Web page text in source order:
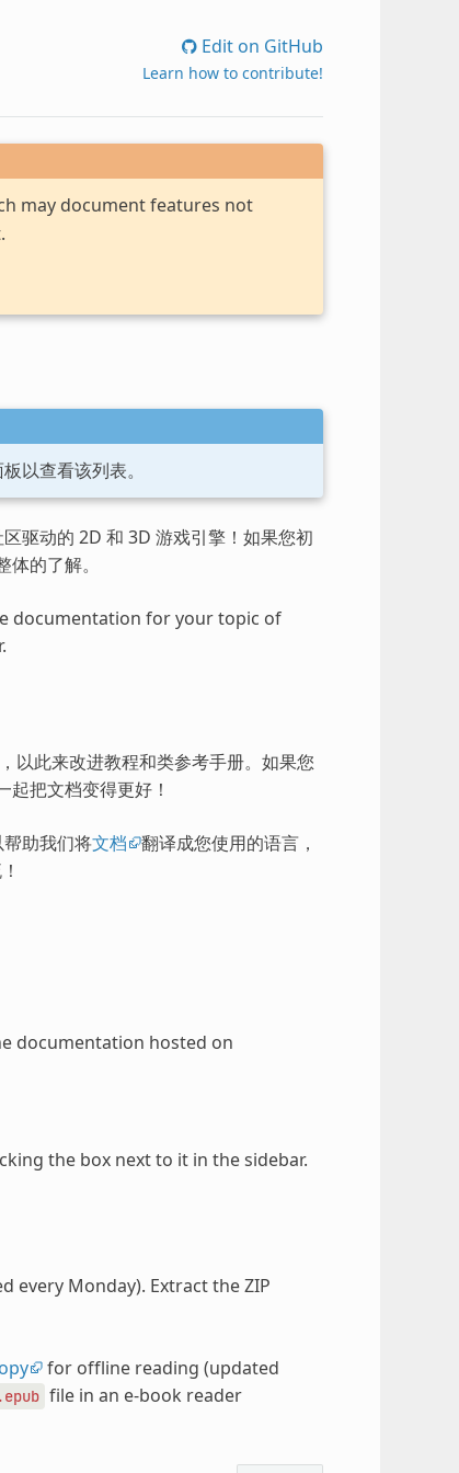
Edit on GitHub
Learn how to contribute!
may document features not
以查看该列表。
驱动的 2D 和 3D 游戏引擎！如果您初
的了解。
documentation for your topic of
以此来改进教程和类参考手册。如果您
把文档变得更好！
助我们将文档
翻译成您使用的语言，
documentation hosted on
the box next to it in the sidebar.
Monday). Extract the ZIP
for offline reading (updated
file in an e-book reader